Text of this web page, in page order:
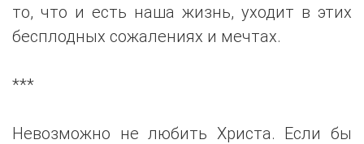
то, что и есть наша жизнь, уходит в этих
бесплодных сожалениях и мечтах.
***
Невозможно не любить Христа. Если бы